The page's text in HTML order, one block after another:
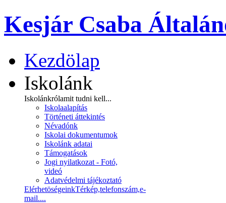
Kesjár Csaba
Kezdölap
Iskolánk
Iskolánkrólamit tudni kell...
Iskolaalapítás
Történeti áttekintés
Névadónk
Iskolai dokumentumok
Iskolánk adatai
Támogatások
Jogi nyilatkozat - Fotó,
videó
Adatvédelmi tájékoztató
ElérhetöségeinkTérkép,telefonszám,e-
mail....